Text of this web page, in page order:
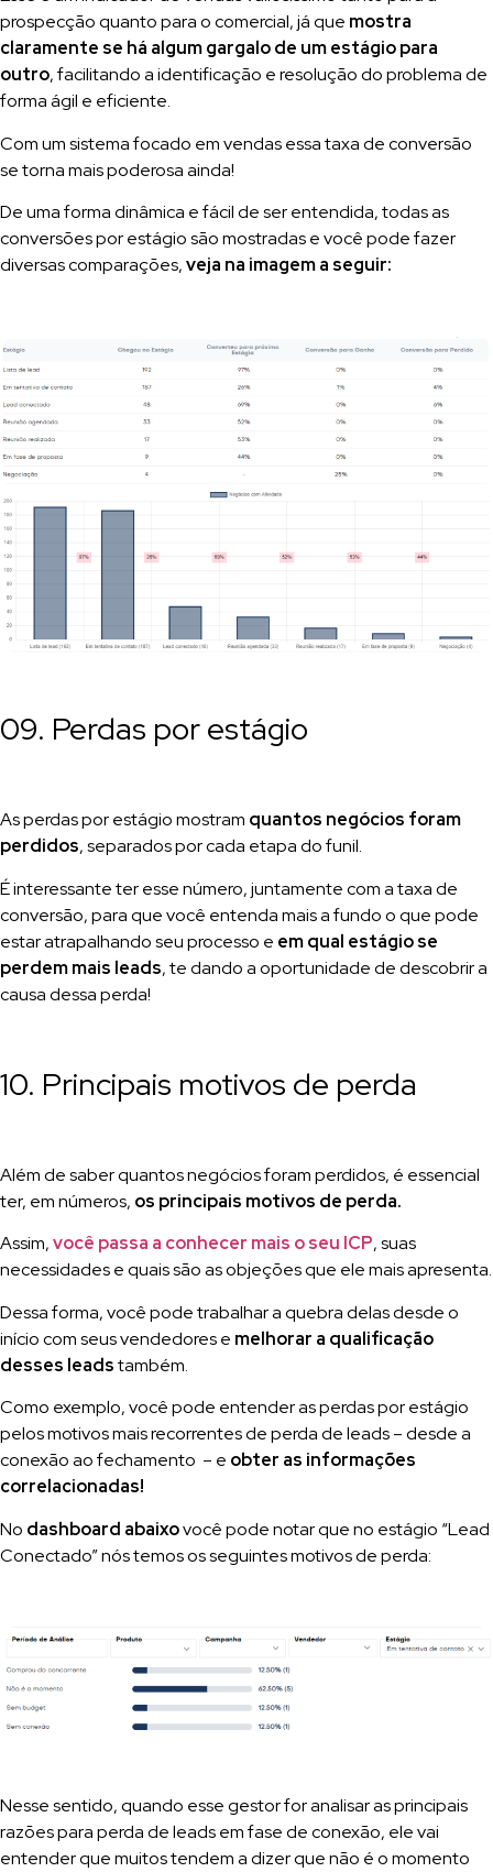
prospecção quanto para o comercial, já que mostra
claramente se há algum gargalo de um estágio para
outro, facilitando a identificação e resolução do problema de
forma ágil e eficiente.
Com um sistema focado em vendas essa taxa de conversão
se torna mais poderosa ainda!
De uma forma dinâmica e fácil de ser entendida, todas as
conversões por estágio são mostradas e você pode fazer
diversas comparações,veja na imagem a seguir:
09. Perdas por estágio
As perdas por estágio mostram quantos negócios foram
perdidos, separados por cada etapa do funil.
É interessante ter esse número, juntamente com a taxa de
conversão, para que você entenda mais a fundo o que pode
estar atrapalhando seu processo e em qual estágio se
perdem mais leads, te dando a oportunidade de descobrir a
causa dessa perda!
10. Principais motivos de perda
Além de saber quantos negócios foram perdidos, é essencial
ter, em números, os principais motivos de perda.
Assim,você passa a conhecer mais o seu ICP, suas
necessidades e quais são as objeções que ele mais apresenta.
Dessa forma, você pode trabalhar a quebra delas desde o
início com seus vendedores e melhorar a qualificação
desses leadstambém.
Como exemplo, você pode entender as perdas por estágio
pelos motivos mais recorrentes de perda de leads – desde a
conexão ao fechamento – e obter as informações
correlacionadas!
No dashboard abaixovocê pode notar que no estágio “Lead
Conectado” nós temos os seguintes motivos de perda:
Nesse sentido, quando esse gestor for analisar as principais
razões para perda de leads em fase de conexão, ele vai
entender que muitos tendem a dizer que não é o momento